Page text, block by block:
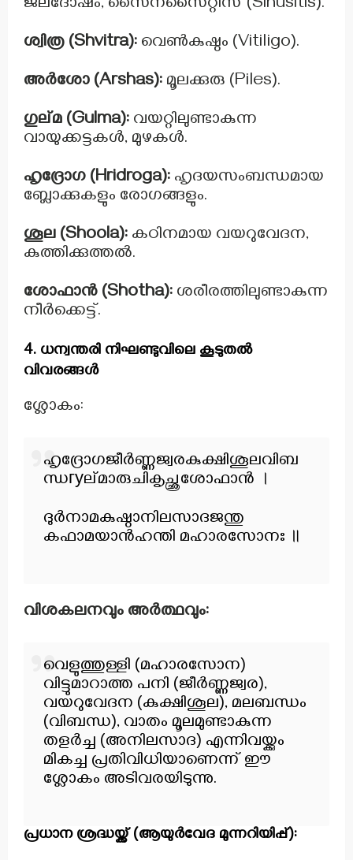
ജലദോഷം, സൈനസൈറ്റിസ് (Sinusitis).
ശ്വിത്ര (Shvitra): വെൺകുഷ്ഠം (Vitiligo).
അർശോ (Arshas): മൂലക്കുരു (Piles).
ഗുല്മ (Gulma): വയറ്റിലുണ്ടാകുന്ന
വായുക്കട്ടകൾ, മുഴകൾ.
ഹൃദ്രോഗ (Hridroga): ഹൃദയസംബന്ധമായ
ബ്ലോക്കുകളും രോഗങ്ങളും.
ശൂല (Shoola): കഠിനമായ വയറുവേദന,
കുത്തിക്കുത്തൽ.
ശോഫാൻ (Shotha): ശരീരത്തിലുണ്ടാകുന്ന
നീർക്കെട്ട്.
4. ധന്വന്തരി നിഘണ്ടുവിലെ കൂടുതൽ
വിവരങ്ങൾ
ശ്ലോകം:
ഹൃദ്രോഗജീർണ്ണജ്വരകുക്ഷിശൂലവിബ
ന്ധгуല്മാരുചികൃച്ഛ്രശോഫാൻ ।
ദുർനാമകുഷ്ഠാനിലസാദജന്തു
കഫാമയാൻഹന്തി മഹാരസോനഃ ॥
വിശകലനവും അർത്ഥവും:
വെളുത്തുള്ളി (മഹാരസോന)
വിട്ടുമാറാത്ത പനി (ജീർണ്ണജ്വര),
വയറുവേദന (കുക്ഷിശൂല), മലബന്ധം
(വിബന്ധ), വാതം മൂലമുണ്ടാകുന്ന
തളർച്ച (അനിലസാദ) എന്നിവയ്ക്കും
മികച്ച പ്രതിവിധിയാണെന്ന് ഈ
ശ്ലോകം അടിവരയിടുന്നു.
പ്രധാന ശ്രദ്ധയ്ക്ക് (ആയുർവേദ മുന്നറിയിപ്പ്):